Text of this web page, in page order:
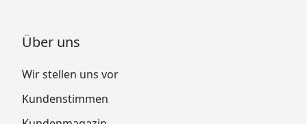
Über uns
Wir stellen uns vor
Kundenstimmen